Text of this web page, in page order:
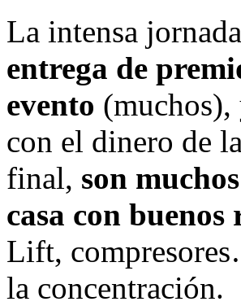
La intensa
entrega de
evento (muchos),
con el dinero de
final, son
casa con buenos
Lift,
la concentración.